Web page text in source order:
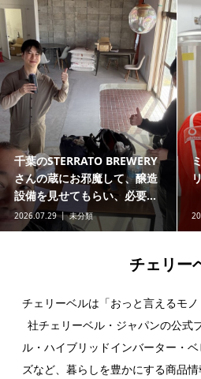
千葉のSTERRATO BREWERY
さんの蔵にお邪魔して、醸造
設備を見せてもらい、必要...
2026.07.29 未分類
チェリー
チェリーベルは「おっと言えるモ
社チェリーベル・ジャパンの公式
ル・ハイブリッドインバーター・
ズなど、暮らしを豊かにする商品